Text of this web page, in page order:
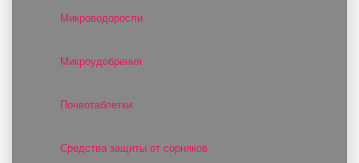
Микроводоросли
Микроудобрения
Почвотаблетки
Средства защиты от сорняков